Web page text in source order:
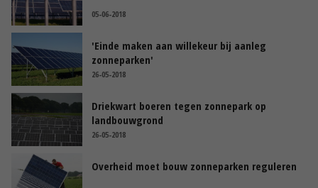
05-06-2018
'Einde maken aan willekeur bij aanleg
zonneparken'
26-05-2018
Driekwart boeren tegen zonnepark op
landbouwgrond
26-05-2018
Overheid moet bouw zonneparken reguleren